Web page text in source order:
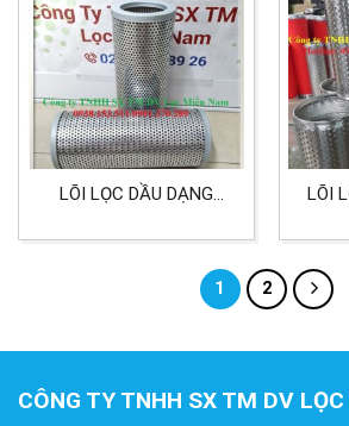
LÕI LỌC DẦU DẠNG
100X70X240MM
LÕI
1 2
CÔNG TY TNHH SX TM DV